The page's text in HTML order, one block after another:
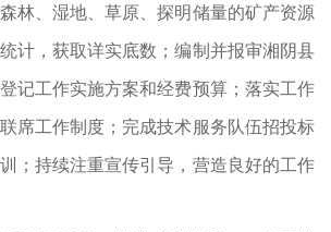
林、湿地、草原、探明储量的矿产资源
计，获取详实底数；编制并报审湘阴县
记工作实施方案和经费预算；落实工作
席工作制度；完成技术服务队伍招投标
；持续注重宣传引导，营造良好的工作